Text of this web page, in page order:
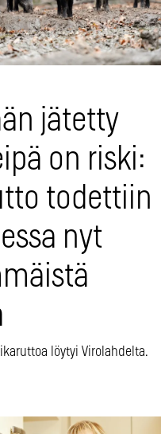
jätetty
on riski:
todettiin
nyt
löytyi Virolahdelta.